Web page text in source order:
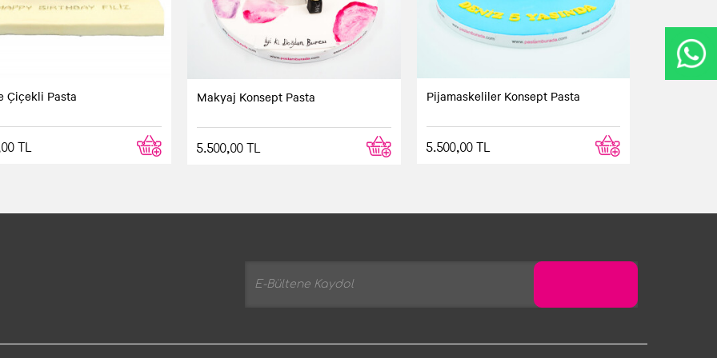
Çiçekli Pasta
TL
Makyaj Konsept Pasta
5.500,00 TL
Pijamaskeliler Konsept Pasta
5.500,00 TL